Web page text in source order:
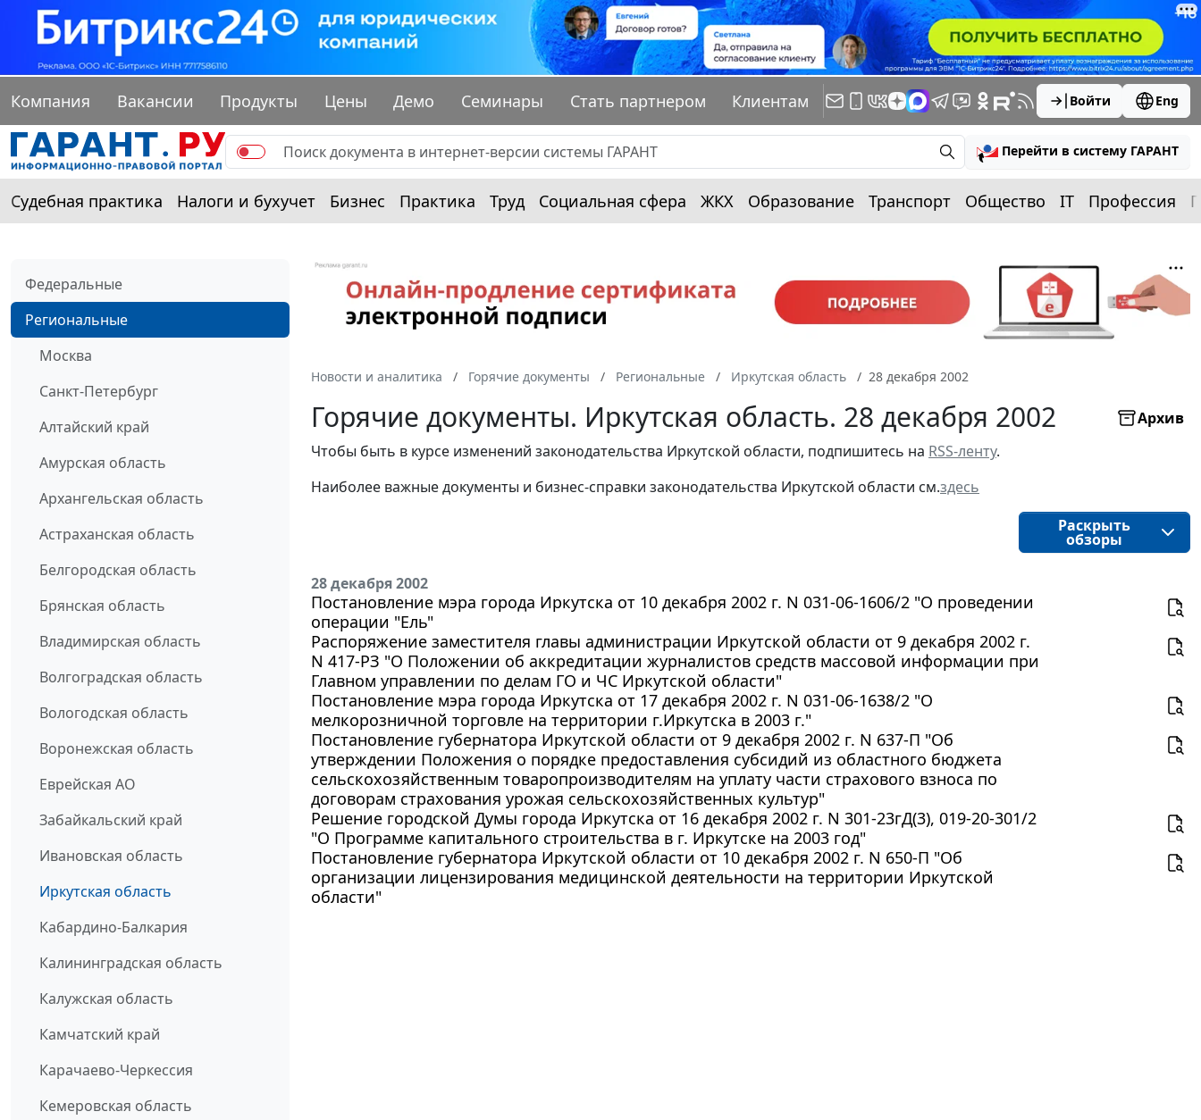
Компания Вакансии Продукты Цены Демо Семинары Стать партнером Клиентам Войти Eng
Перейти в систему ГАРАНТ
Судебная практика Налоги и бухучет Бизнес Практика Труд Социальная сфера ЖКХ Образование Транспорт Общество IT Профессия
Федеральные
Региональные
Москва
Санкт-Петербург
Алтайский край
Амурская область
Архангельская область
Астраханская область
Белгородская область
Брянская область
Владимирская область
Волгоградская область
Вологодская область
Воронежская область
Еврейская АО
Забайкальский край
Ивановская область
Иркутская область
Кабардино-Балкария
Калининградская область
Калужская область
Камчатский край
Карачаево-Черкессия
Кемеровская область
Новости и аналитика Горячие документы Региональные Иркутская область 28 декабря 2002
Горячие документы. Иркутская область. 28 декабря 2002
Архив
Чтобы быть в курсе изменений законодательства Иркутской области, подпишитесь на RSS-ленту.
Наиболее важные документы и бизнес-справки законодательства Иркутской области см.здесь
Раскрыть
обзоры
28 декабря 2002
Постановление мэра города Иркутска от 10 декабря 2002 г. N 031-06-1606/2 "О проведении
операции "Ель"
Распоряжение заместителя главы администрации Иркутской области от 9 декабря 2002 г.
N 417-РЗ "О Положении об аккредитации журналистов средств массовой информации при
Главном управлении по делам ГО и ЧС Иркутской области"
Постановление мэра города Иркутска от 17 декабря 2002 г. N 031-06-1638/2 "О
мелкорозничной торговле на территории г.Иркутска в 2003 г."
Постановление губернатора Иркутской области от 9 декабря 2002 г. N 637-П "Об
утверждении Положения о порядке предоставления субсидий из областного бюджета
сельскохозяйственным товаропроизводителям на уплату части страхового взноса по
договорам страхования урожая сельскохозяйственных культур"
Решение городской Думы города Иркутска от 16 декабря 2002 г. N 301-23гД(3), 019-20-301/2
"О Программе капитального строительства в г. Иркутске на 2003 год"
Постановление губернатора Иркутской области от 10 декабря 2002 г. N 650-П "Об
организации лицензирования медицинской деятельности на территории Иркутской
области"